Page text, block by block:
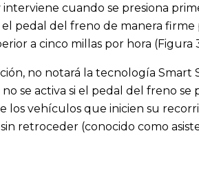
cuando se presiona
pedal del freno de manera firme
a cinco millas por hora (Figura
no notará la tecnología Smart
se activa si el pedal del freno se
los vehículos que inicien su
retroceder (conocido como